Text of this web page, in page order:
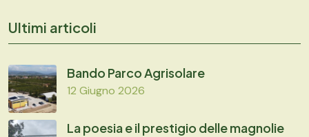
Ultimi articoli
Bando Parco Agrisolare
12 Giugno 2026
La poesia e il prestigio delle magnolie